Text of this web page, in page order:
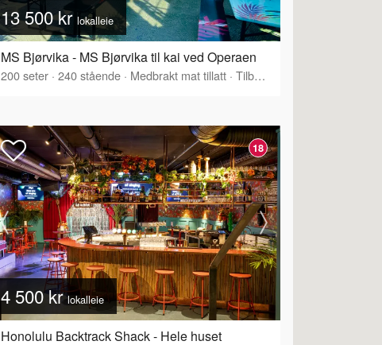
13 500 kr lokalleie
MS Bjørvika - MS Bjørvika til kai ved Operaen
200seter · 240stående · Medbrakt mat tillatt · Tilbyr servering
18
4 500 krlokalleie
Honolulu Backtrack Shack - Hele huset